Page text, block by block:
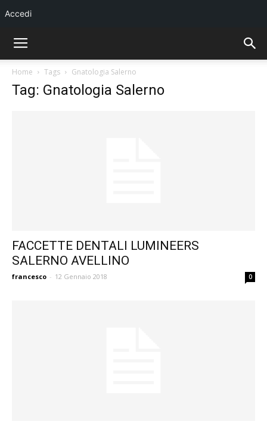
Home Tags Gnatologia Salerno
Tag: Gnatologia Salerno
FACCETTE DENTALI LUMINEERS
SALERNO AVELLINO
francesco - 12 Gennaio 2018 0
Accedi